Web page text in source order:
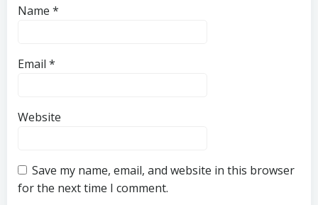
Name *
Email *
Website
Save my name, email, and website in this browser
for the next time I comment.